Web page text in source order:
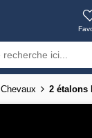
Chevaux 2 étalons